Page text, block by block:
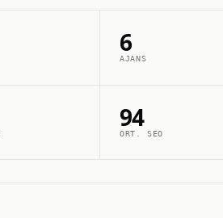
6
AJANS
94
ORT. SEO